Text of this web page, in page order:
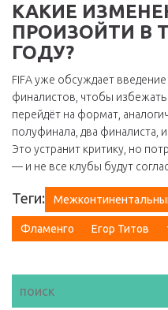
КАКИЕ
ПРОИЗОЙТИ В
ГОДУ?
FIFA уже обсуждает
финалистов, чтобы
перейдёт на формат,
полуфинала, два финалиста,
Это устранит критику, но
— и не все клубы будут
Теги:
Фламенго Егор Титов